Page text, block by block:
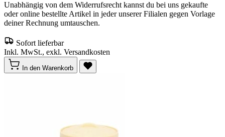
Unabhängig von dem Widerrufsrecht kannst du bei uns gekaufte
oder online bestellte Artikel in jeder unserer Filialen gegen Vorlage
deiner Rechnung umtauschen.
Sofort lieferbar
Inkl. MwSt., exkl. Versandkosten
In den Warenkorb